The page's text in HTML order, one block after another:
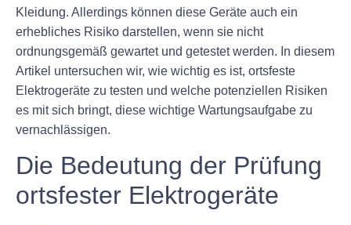
Kleidung. Allerdings können diese Geräte auch ein
erhebliches Risiko darstellen, wenn sie nicht
ordnungsgemäß gewartet und getestet werden. In diesem
Artikel untersuchen wir, wie wichtig es ist, ortsfeste
Elektrogeräte zu testen und welche potenziellen Risiken
es mit sich bringt, diese wichtige Wartungsaufgabe zu
vernachlässigen.
Die Bedeutung der Prüfung
ortsfester Elektrogeräte